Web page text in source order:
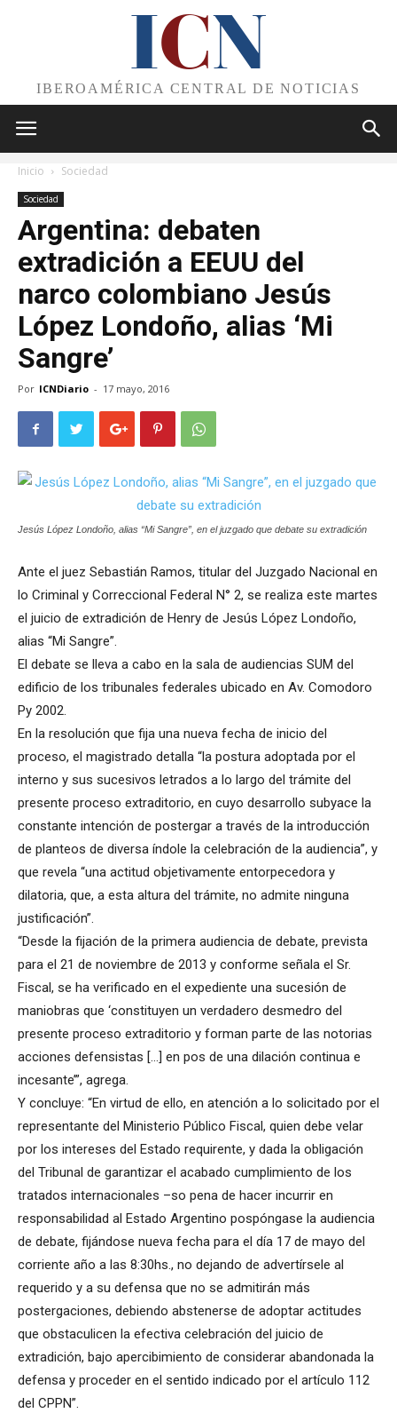
ICN
IBEROAMÉRICA CENTRAL DE NOTICIAS
Inicio Sociedad
Sociedad
Argentina: debaten
extradición a EEUU del
narco colombiano Jesús
López Londoño, alias ‘Mi
Sangre’
Por ICNDiario - 17 mayo, 2016
Jesús López Londoño, alias “Mi Sangre”, en el juzgado que debate su extradición
Ante el juez Sebastián Ramos, titular del Juzgado Nacional en
lo Criminal y Correccional Federal N° 2, se realiza este martes
el juicio de extradición de Henry de Jesús López Londoño,
alias “Mi Sangre”.
El debate se lleva a cabo en la sala de audiencias SUM del
edificio de los tribunales federales ubicado en Av. Comodoro
Py 2002.
En la resolución que fija una nueva fecha de inicio del
proceso, el magistrado detalla “la postura adoptada por el
interno y sus sucesivos letrados a lo largo del trámite del
presente proceso extraditorio, en cuyo desarrollo subyace la
constante intención de postergar a través de la introducción
de planteos de diversa índole la celebración de la audiencia”, y
que revela “una actitud objetivamente entorpecedora y
dilatoria, que, a esta altura del trámite, no admite ninguna
justificación”.
“Desde la fijación de la primera audiencia de debate, prevista
para el 21 de noviembre de 2013 y conforme señala el Sr.
Fiscal, se ha verificado en el expediente una sucesión de
maniobras que ‘constituyen un verdadero desmedro del
presente proceso extraditorio y forman parte de las notorias
acciones defensistas […] en pos de una dilación continua e
incesante’”, agrega.
Y concluye: “En virtud de ello, en atención a lo solicitado por el
representante del Ministerio Público Fiscal, quien debe velar
por los intereses del Estado requirente, y dada la obligación
del Tribunal de garantizar el acabado cumplimiento de los
tratados internacionales –so pena de hacer incurrir en
responsabilidad al Estado Argentino pospóngase la audiencia
de debate, fijándose nueva fecha para el día 17 de mayo del
corriente año a las 8:30hs., no dejando de advertírsele al
requerido y a su defensa que no se admitirán más
postergaciones, debiendo abstenerse de adoptar actitudes
que obstaculicen la efectiva celebración del juicio de
extradición, bajo apercibimiento de considerar abandonada la
defensa y proceder en el sentido indicado por el artículo 112
del CPPN”.